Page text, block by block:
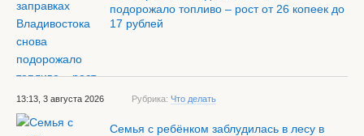
подорожало топливо – рост от 26 копеек до
17 рублей
13:13, 3 августа 2026 Рубрика: Что делать
Семья с ребёнком заблудилась в лесу в